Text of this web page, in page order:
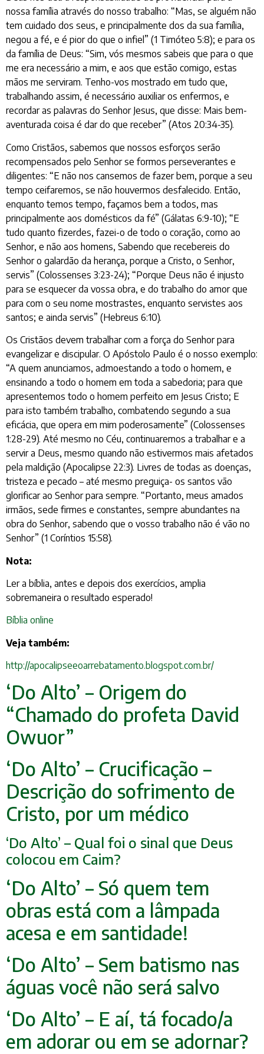
nossa família através do nosso trabalho: “Mas, se alguém não
tem cuidado dos seus, e principalmente dos da sua família,
negou a fé, e é pior do que o infiel” (1 Timóteo 5:8); e para os
da família de Deus: “Sim, vós mesmos sabeis que para o que
me era necessário a mim, e aos que estão comigo, estas
mãos me serviram. Tenho-vos mostrado em tudo que,
trabalhando assim, é necessário auxiliar os enfermos, e
recordar as palavras do Senhor Jesus, que disse: Mais bem-
aventurada coisa é dar do que receber” (Atos 20:34-35).
Como Cristãos, sabemos que nossos esforços serão
recompensados pelo Senhor se formos perseverantes e
diligentes: “E não nos cansemos de fazer bem, porque a seu
tempo ceifaremos, se não houvermos desfalecido. Então,
enquanto temos tempo, façamos bem a todos, mas
principalmente aos domésticos da fé” (Gálatas 6:9-10); “E
tudo quanto fizerdes, fazei-o de todo o coração, como ao
Senhor, e não aos homens, Sabendo que recebereis do
Senhor o galardão da herança, porque a Cristo, o Senhor,
servis” (Colossenses 3:23-24); “Porque Deus não é injusto
para se esquecer da vossa obra, e do trabalho do amor que
para com o seu nome mostrastes, enquanto servistes aos
santos; e ainda servis” (Hebreus 6:10).
Os Cristãos devem trabalhar com a força do Senhor para
evangelizar e discipular. O Apóstolo Paulo é o nosso exemplo:
“A quem anunciamos, admoestando a todo o homem, e
ensinando a todo o homem em toda a sabedoria; para que
apresentemos todo o homem perfeito em Jesus Cristo; E
para isto também trabalho, combatendo segundo a sua
eficácia, que opera em mim poderosamente” (Colossenses
1:28-29). Até mesmo no Céu, continuaremos a trabalhar e a
servir a Deus, mesmo quando não estivermos mais afetados
pela maldição (Apocalipse 22:3). Livres de todas as doenças,
tristeza e pecado – até mesmo preguiça- os santos vão
glorificar ao Senhor para sempre. “Portanto, meus amados
irmãos, sede firmes e constantes, sempre abundantes na
obra do Senhor, sabendo que o vosso trabalho não é vão no
Senhor” (1 Coríntios 15:58).
Nota:
Ler a bíblia, antes e depois dos exercícios, amplia
sobremaneira o resultado esperado!
Bíblia online
Veja também:
http://apocalipseeoarrebatamento.blogspot.com.br/
‘Do Alto’ – Origem do
“Chamado do profeta David
Owuor”
‘Do Alto’ – Crucificação –
Descrição do sofrimento de
Cristo, por um médico
‘Do Alto’ – Qual foi o sinal que Deus
colocou em Caim?
‘Do Alto’ – Só quem tem
obras está com a lâmpada
acesa e em santidade!
‘Do Alto’ – Sem batismo nas
águas você não será salvo
‘Do Alto’ – E aí, tá focado/a
em adorar ou em se adornar?